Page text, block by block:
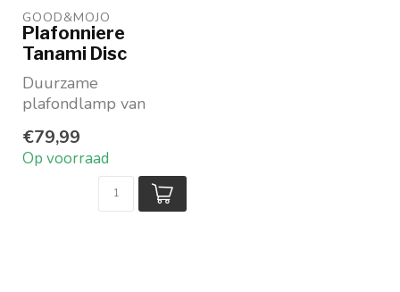
GOOD&MOJO
Plafonniere
Tanami Disc
Duurzame
plafondlamp van
In naturel
Maat S ø 40 x hoogte
€79,99
Op voorraad